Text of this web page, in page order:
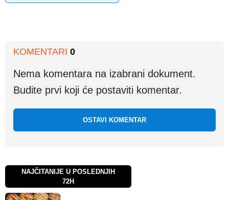
KOMENTARI 0
Nema komentara na izabrani dokument.
Budite prvi koji će postaviti komentar.
OSTAVI KOMENTAR
NAJČITANIJE U POSLEDNJIH
72H